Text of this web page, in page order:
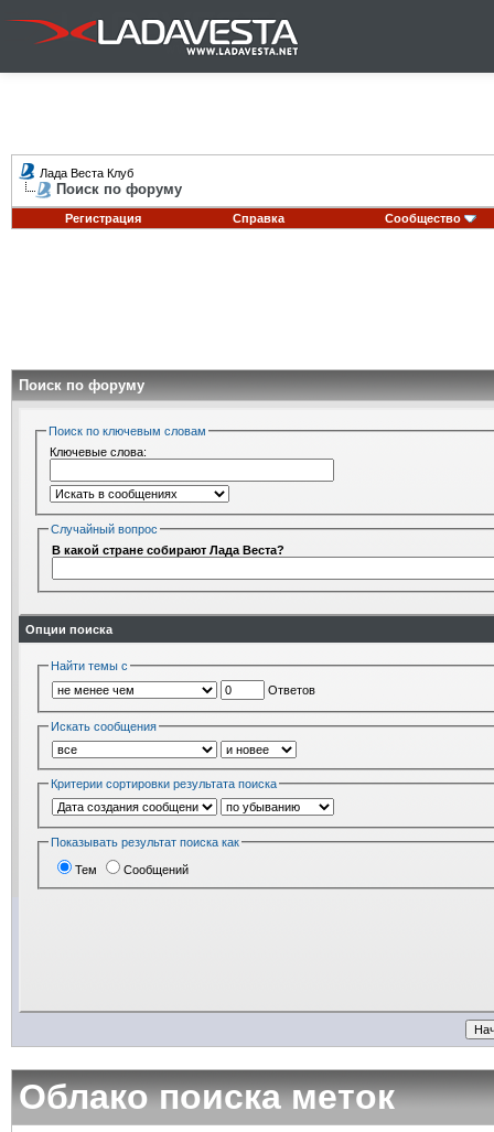
Лада Веста Клуб
Поиск по форуму
Регистрация Справка Сообщество
Поиск по форуму
Поиск по ключевым словам
Ключевые слова:
Случайный вопрос
В какой стране собирают Лада Веста?
Опции поиска
Найти темы с
Ответов
Искать сообщения
Критерии сортировки результата поиска
Показывать результат поиска как
Тем Сообщений
Облако поиска меток